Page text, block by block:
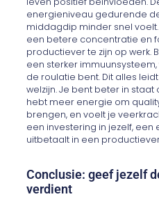
energieniveau gedurende
middagdip minder snel
een betere concentratie en
productiever te zijn op werk.
een sterker
de roulatie bent. Dit alles
welzijn. Je bent beter in
hebt meer energie om
brengen, en voelt je
een investering in jezelf,
uitbetaalt in een
Conclusie: geef jezelf
verdient